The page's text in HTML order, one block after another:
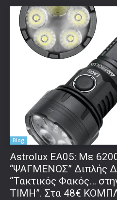
Blog
Astrolux ΕΑ05: Με
“ΨΑΓΜΕΝΟΣ” Διπλής
“Τακτικός Φακός…
ΤΙΜΗ”. Στα 48€